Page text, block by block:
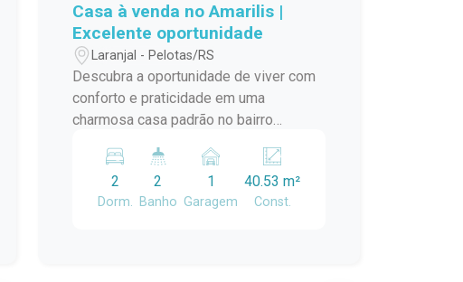
Casa à venda no Amarilis |
Excelente oportunidade
Laranjal - Pelotas/RS
Descubra a oportunidade de viver com
conforto e praticidade em uma
charmosa casa padrão no bairro
ideal para quem busca um lar
aconchegante e bem localizado. A casa
conta com amplos ambientes,
2
Dorm.
2
Banho
1
Garagem
40.53 m²
Const.